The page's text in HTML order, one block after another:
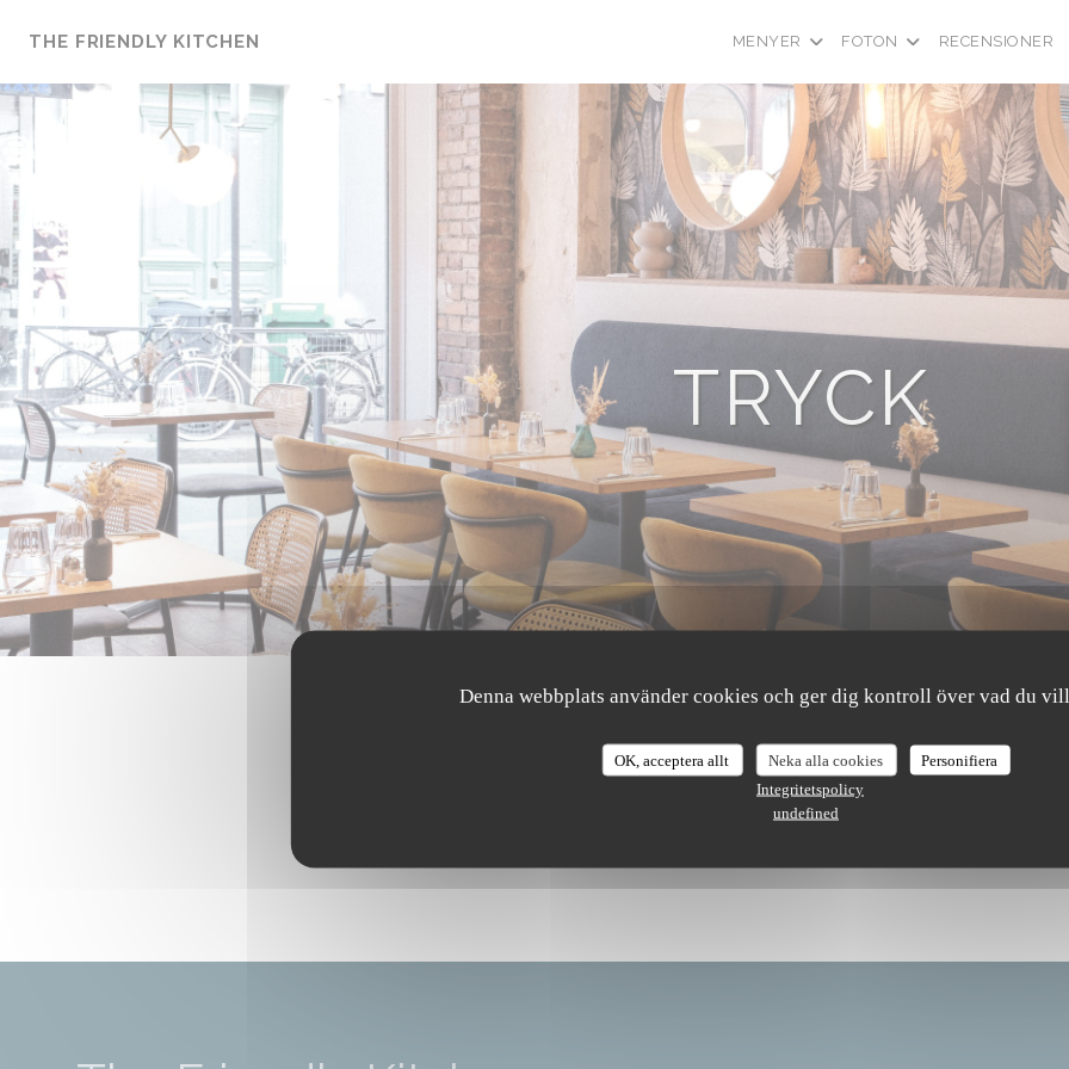
Denna webbplats använder cookies och ger dig kontroll över vad du
OK, acceptera allt Neka alla cookies
Personifiera
Integritetspolicy
undefined
THE FRIENDLY KITCHEN MENYER FOTON RECENSIONER
TRYCK
The Friendly Kitchen